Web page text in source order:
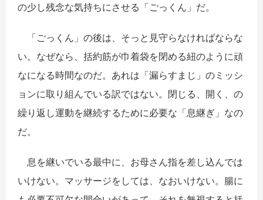
の少し残念な気持ちにさせる「ごっくん」だ。
「ごっくん」の後は、そっと見守らなければならな
い。なぜなら、括約筋が巾着袋を閉める紐のように頑
なになる時間なのだ。あれは「漏らすまじ」のミッシ
ョンに取り組んでいる訳ではない。閉じる、開く、の
繰り返し運動を継続するために必要な「息継ぎ」なの
だ。
息を継いでいる最中に、お母さん指を差し込んでは
いけない。マッサージをしては、なおいけない。腸に